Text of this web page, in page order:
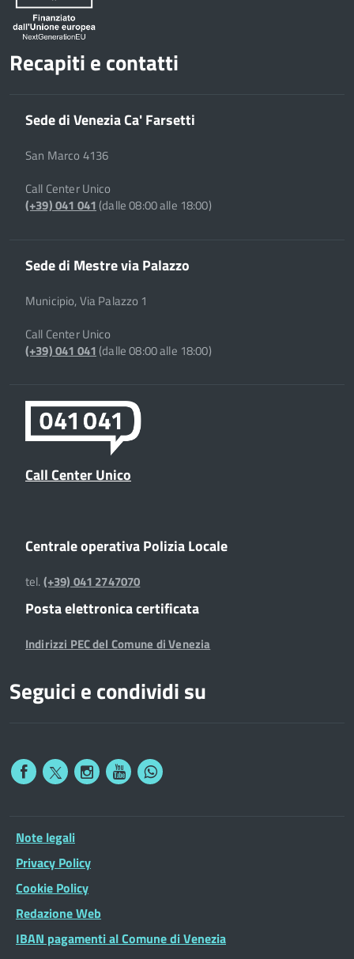
Recapiti e contatti
Sede di Venezia Ca' Farsetti
San Marco 4136
Call Center Unico
(+39) 041 041(dalle 08:00 alle 18:00)
Sede di Mestre via Palazzo
Municipio, Via Palazzo 1
Call Center Unico
(+39) 041 041(dalle 08:00 alle 18:00)
Call Center Unico
Centrale operativa Polizia Locale
tel.(+39) 041 2747070
Posta elettronica certificata
Indirizzi PEC del Comune di Venezia
Seguici e condividi su
Note legali
Privacy Policy
Cookie Policy
Redazione Web
IBAN pagamenti al Comune di Venezia